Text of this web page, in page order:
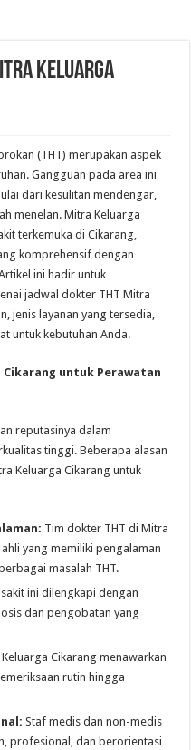
Keluarga
(THT) merupakan aspek
Gangguan pada area ini
dari kesulitan mendengar,
menelan. Mitra Keluarga
terkemuka di Cikarang,
komprehensif dengan
ini hadir untuk
jadwal dokter THT Mitra
jenis layanan yang tersedia,
untuk kebutuhan Anda.
untuk Perawatan
reputasinya dalam
tinggi. Beberapa alasan
Keluarga Cikarang untuk
Tim dokter THT di Mitra
yang memiliki pengalaman
masalah THT.
sakit ini dilengkapi dengan
dan pengobatan yang
Cikarang menawarkan
rutin hingga
Staf medis dan non-medis
profesional, dan berorientasi